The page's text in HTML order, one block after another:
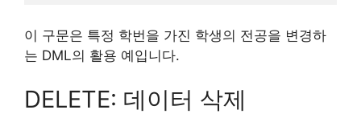
이 구문은 특정 학번을 가진 학생의 전공을 변경하
는 DML의 활용 예입니다.
DELETE: 데이터 삭제